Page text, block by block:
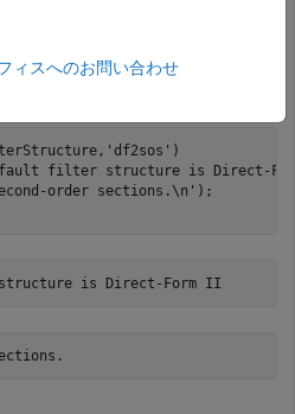
0
'df2sos' )
filter structure is Direct-
order sections.\n'
ィスへのお問い合わせ